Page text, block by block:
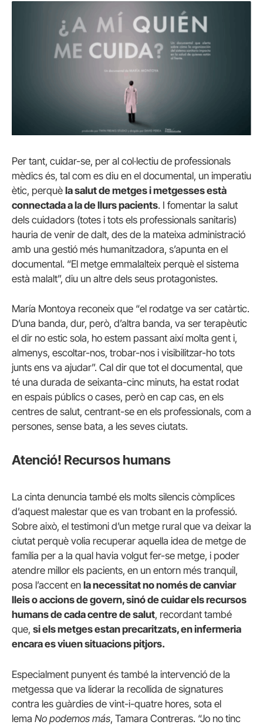
Per tant, cuidar-se, per al col·lectiu de professionals
mèdics és, tal com es diu en el documental, un imperatiu
ètic, perquè la salut de metges i metgesses està
connectada a la de llurs pacients. I fomentar la salut
dels cuidadors (totes i tots els professionals sanitaris)
hauria de venir de dalt, des de la mateixa administració
amb una gestió més humanitzadora, s’apunta en el
documental. “El metge emmalalteix perquè el sistema
està malalt”, diu un altre dels seus protagonistes.
María Montoya reconeix que “el rodatge va ser catàrtic.
D’una banda, dur, però, d’altra banda, va ser terapèutic
el dir no estic sola, ho estem passant així molta gent i,
almenys, escoltar-nos, trobar-nos i visibilitzar-ho tots
junts ens va ajudar”. Cal dir que tot el documental, que
té una durada de seixanta-cinc minuts, ha estat rodat
en espais públics o cases, però en cap cas, en els
centres de salut, centrant-se en els professionals, com a
persones, sense bata, a les seves ciutats.
Atenció! Recursos humans
La cinta denuncia també els molts silencis còmplices
d’aquest malestar que es van trobant en la professió.
Sobre això, el testimoni d’un metge rural que va deixar la
ciutat perquè volia recuperar aquella idea de metge de
família per a la qual havia volgut fer-se metge, i poder
atendre millor els pacients, en un entorn més tranquil,
posa l’accent en la necessitat no només de canviar
lleis o accions de govern, sinó de cuidar els recursos
humans de cada centre de salut, recordant també
que, si els metges estan precaritzats, en infermeria
encara es viuen situacions pitjors.
Especialment punyent és també la intervenció de la
metgessa que va liderar la recollida de signatures
contra les guàrdies de vint-i-quatre hores, sota el
lema No podemos más, Tamara Contreras. “Jo no tinc